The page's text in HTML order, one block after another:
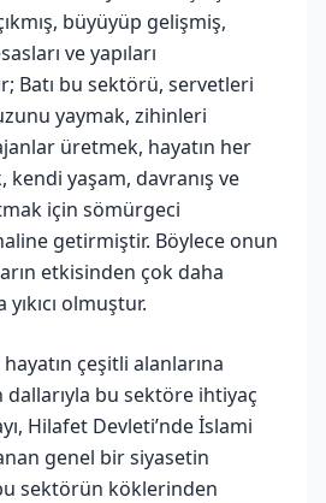
büyüyüp gelişmiş,
ve yapıları
Batı bu sektörü, servetleri
yaymak, zihinleri
üretmek, hayatın her
kendi yaşam, davranış ve
için sömürgeci
getirmiştir. Böylece onun
etkisinden çok daha
olmuştur.
çeşitli alanlarına
bu sektöre ihtiyaç
Hilafet Devleti’nde İslami
genel bir siyasetin
sektörün köklerinden